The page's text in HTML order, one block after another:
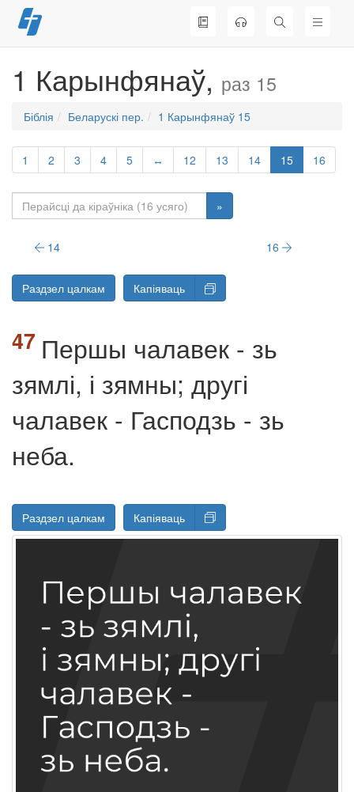
Перайсці
да
1 Карынфянаў, раз 15
Біблія Беларускі пер. 1 Карынфянаў 15
1 2 3 4 5 ↔ 12 13 14 15 16
»
14 16
Раздзел цалкам Капіяваць
Першы чалавек - зь
зямлі, і зямны; другі
чалавек - Гасподзь - зь
неба.
Раздзел цалкам Капіяваць